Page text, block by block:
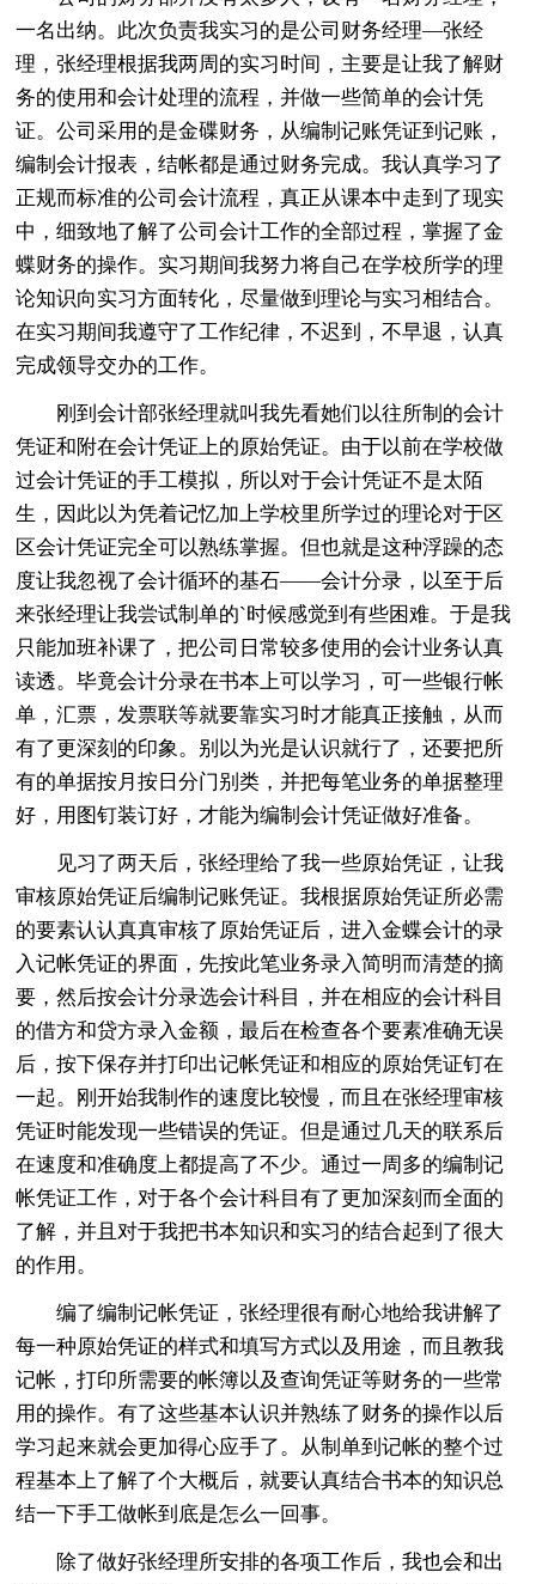
一名出纳。此次负责我实习的是公司财务经理—张经
理，张经理根据我两周的实习时间，主要是让我了解财
务的使用和会计处理的流程，并做一些简单的会计凭
证。公司采用的是金碟财务，从编制记账凭证到记账，
编制会计报表，结帐都是通过财务完成。我认真学习了
正规而标准的公司会计流程，真正从课本中走到了现实
中，细致地了解了公司会计工作的全部过程，掌握了金
蝶财务的操作。实习期间我努力将自己在学校所学的理
论知识向实习方面转化，尽量做到理论与实习相结合。
在实习期间我遵守了工作纪律，不迟到，不早退，认真
完成领导交办的工作。
刚到会计部张经理就叫我先看她们以往所制的会计
凭证和附在会计凭证上的原始凭证。由于以前在学校做
过会计凭证的手工模拟，所以对于会计凭证不是太陌
生，因此以为凭着记忆加上学校里所学过的理论对于区
区会计凭证完全可以熟练掌握。但也就是这种浮躁的态
度让我忽视了会计循环的基石——会计分录，以至于后
来张经理让我尝试制单的`时候感觉到有些困难。于是我
只能加班补课了，把公司日常较多使用的会计业务认真
读透。毕竟会计分录在书本上可以学习，可一些银行帐
单，汇票，发票联等就要靠实习时才能真正接触，从而
有了更深刻的印象。别以为光是认识就行了，还要把所
有的单据按月按日分门别类，并把每笔业务的单据整理
好，用图钉装订好，才能为编制会计凭证做好准备。
见习了两天后，张经理给了我一些原始凭证，让我
审核原始凭证后编制记账凭证。我根据原始凭证所必需
的要素认认真真审核了原始凭证后，进入金蝶会计的录
入记帐凭证的界面，先按此笔业务录入简明而清楚的摘
要，然后按会计分录选会计科目，并在相应的会计科目
的借方和贷方录入金额，最后在检查各个要素准确无误
后，按下保存并打印出记帐凭证和相应的原始凭证钉在
一起。刚开始我制作的速度比较慢，而且在张经理审核
凭证时能发现一些错误的凭证。但是通过几天的联系后
在速度和准确度上都提高了不少。通过一周多的编制记
帐凭证工作，对于各个会计科目有了更加深刻而全面的
了解，并且对于我把书本知识和实习的结合起到了很大
的作用。
编了编制记帐凭证，张经理很有耐心地给我讲解了
每一种原始凭证的样式和填写方式以及用途，而且教我
记帐，打印所需要的帐簿以及查询凭证等财务的一些常
用的操作。有了这些基本认识并熟练了财务的操作以后
学习起来就会更加得心应手了。从制单到记帐的整个过
程基本上了解了个大概后，就要认真结合书本的知识总
结一下手工做帐到底是怎么一回事。
除了做好张经理所安排的各项工作后，我也会和出